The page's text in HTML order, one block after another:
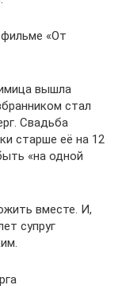
«От
вышла
стал
Свадьба
старше её на 12
«на одной
вместе. И,
супруг